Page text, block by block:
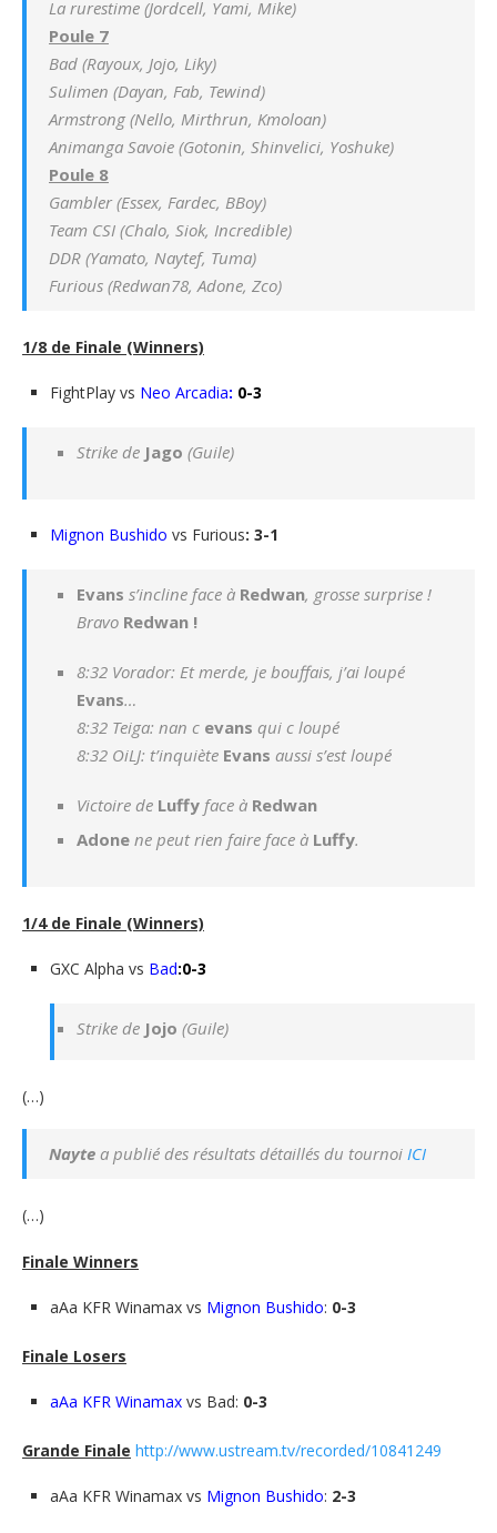
La rurestime (Jordcell, Yami, Mike)
Poule 7
Bad (Rayoux, Jojo, Liky)
Sulimen (Dayan, Fab, Tewind)
Armstrong (Nello, Mirthrun, Kmoloan)
Animanga Savoie (Gotonin, Shinvelici, Yoshuke)
Poule 8
Gambler (Essex, Fardec, BBoy)
Team CSI (Chalo, Siok, Incredible)
DDR (Yamato, Naytef, Tuma)
Furious (Redwan78, Adone, Zco)
1/8 de Finale (Winners)
FightPlay vs Neo Arcadia: 0-3
Strike de Jago (Guile)
Mignon Bushido vs Furious: 3-1
Evans s’incline face à Redwan, grosse surprise !
Bravo Redwan !
8:32 Vorador: Et merde, je bouffais, j’ai loupé
Evans…
8:32 Teiga: nan c evans qui c loupé
8:32 OiLJ: t’inquiète Evans aussi s’est loupé
Victoire de Luffy face à Redwan
Adone ne peut rien faire face à Luffy.
1/4 de Finale (Winners)
GXC Alpha vs Bad:0-3
Strike de Jojo (Guile)
(…)
Nayte a publié des résultats détaillés du tournoi ICI
(…)
Finale Winners
aAa KFR Winamax vs Mignon Bushido: 0-3
Finale Losers
aAa KFR Winamax vs Bad: 0-3
Grande Finale http://www.ustream.tv/recorded/10841249
aAa KFR Winamax vs Mignon Bushido: 2-3